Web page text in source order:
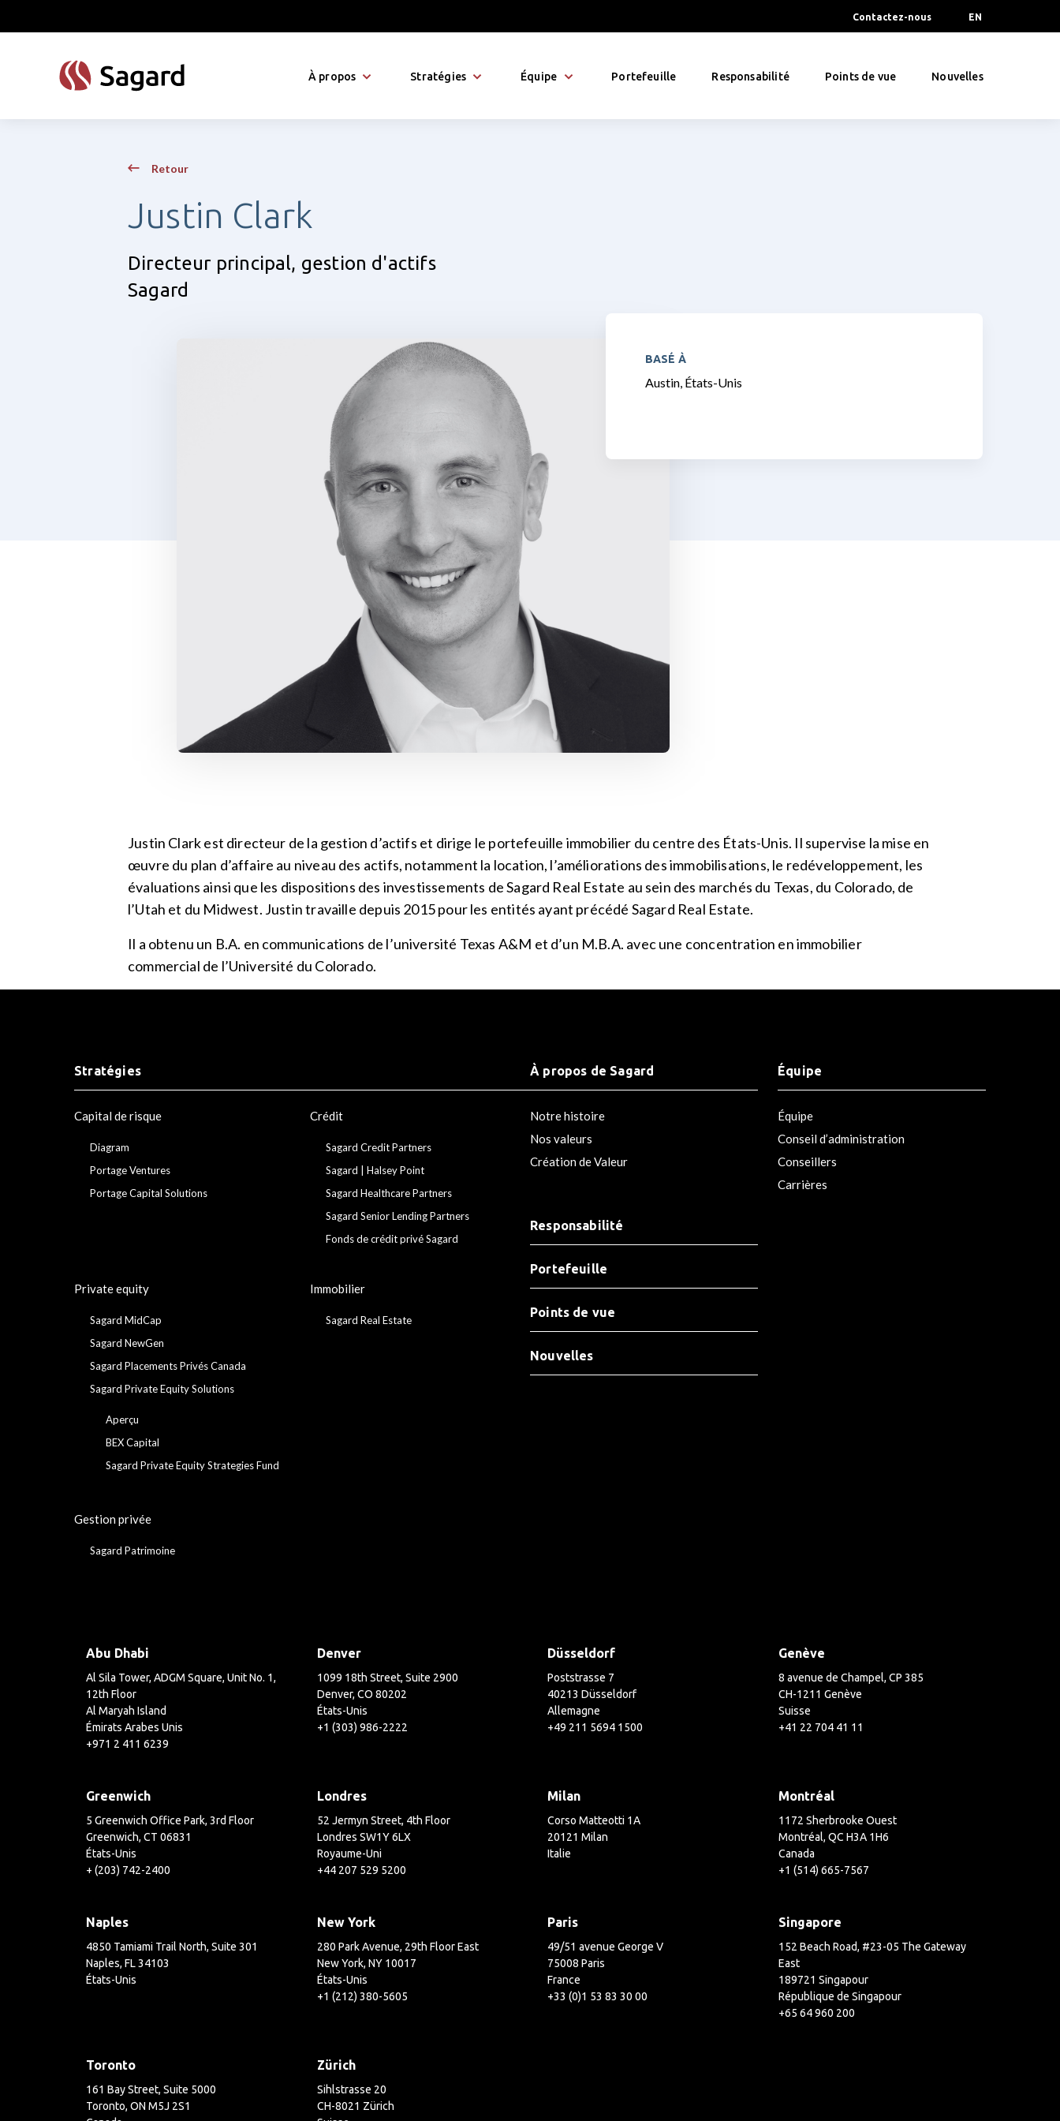
Contactez-nous EN
À propos Stratégies Équipe Portefeuille Responsabilité Points de vue Nouvelles
Retour
Justin Clark
Directeur principal, gestion d'actifs
Sagard
BASÉ À
Austin, États-Unis
Justin Clark est directeur de la gestion d’actifs et dirige le portefeuille immobilier du centre des États-Unis. Il supervise la mise en
œuvre du plan d’affaire au niveau des actifs, notamment la location, l’améliorations des immobilisations, le redéveloppement, les
évaluations ainsi que les dispositions des investissements de Sagard Real Estate au sein des marchés du Texas, du Colorado, de
l’Utah et du Midwest. Justin travaille depuis 2015 pour les entités ayant précédé Sagard Real Estate.
Il a obtenu un B.A. en communications de l’université Texas A&M et d’un M.B.A. avec une concentration en immobilier
commercial de l’Université du Colorado.
Stratégies
Capital de risque
Diagram
Portage Ventures
Portage Capital Solutions
Crédit
Sagard Credit Partners
Sagard | Halsey Point
Sagard Healthcare Partners
Sagard Senior Lending Partners
Fonds de crédit privé Sagard
Private equity
Sagard MidCap
Sagard NewGen
Sagard Placements Privés Canada
Sagard Private Equity Solutions
Aperçu
BEX Capital
Sagard Private Equity Strategies Fund
Immobilier
Sagard Real Estate
Gestion privée
Sagard Patrimoine
À propos de Sagard
Notre histoire
Nos valeurs
Création de Valeur
Équipe
Équipe
Conseil d’administration
Conseillers
Carrières
Responsabilité
Portefeuille
Points de vue
Nouvelles
Abu Dhabi
Al Sila Tower, ADGM Square, Unit No. 1,
12th Floor
Al Maryah Island
Émirats Arabes Unis
+971 2 411 6239
Denver
1099 18th Street, Suite 2900
Denver, CO 80202
États-Unis
+1 (303) 986-2222
Düsseldorf
Poststrasse 7
40213 Düsseldorf
Allemagne
+49 211 5694 1500
Genève
8 avenue de Champel, CP 385
CH-1211 Genève
Suisse
+41 22 704 41 11
Greenwich
5 Greenwich Office Park, 3rd Floor
Greenwich, CT 06831
États-Unis
+ (203) 742-2400
Londres
52 Jermyn Street, 4th Floor
Londres SW1Y 6LX
Royaume-Uni
+44 207 529 5200
Milan
Corso Matteotti 1A
20121 Milan
Italie
Montréal
1172 Sherbrooke Ouest
Montréal, QC H3A 1H6
Canada
+1 (514) 665-7567
Naples
4850 Tamiami Trail North, Suite 301
Naples, FL 34103
États-Unis
New York
280 Park Avenue, 29th Floor East
New York, NY 10017
États-Unis
+1 (212) 380-5605
Paris
49/51 avenue George V
75008 Paris
France
+33 (0)1 53 83 30 00
Singapore
152 Beach Road, #23-05 The Gateway
East
189721 Singapour
République de Singapour
+65 64 960 200
Toronto
161 Bay Street, Suite 5000
Toronto, ON M5J 2S1
Zürich
Sihlstrasse 20
CH-8021 Zürich